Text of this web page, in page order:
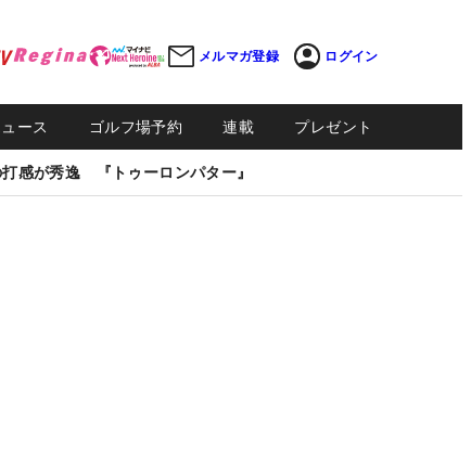
メルマガ登録 ログイン
ース ゴルフ場予約 連載 プレゼント
感が秀逸 『トゥーロンパター』